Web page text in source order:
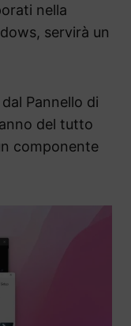
nella
servirà un
Pannello di
del tutto
componente